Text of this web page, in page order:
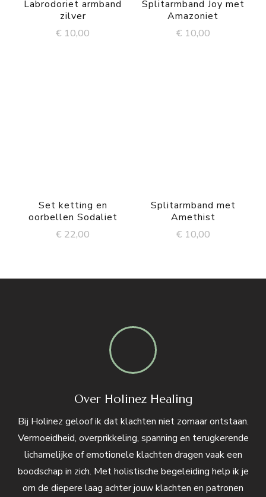
Labrodoriet armband
zilver
€ 10,00
Splitarmband Joy met
Amazoniet
€ 10,00
Set ketting en
oorbellen Sodaliet
€ 22,00
Splitarmband met
Amethist
€ 10,00
Over Holinez Healing
Bij Holinez geloof ik dat klachten niet zomaar ontstaan.
Vermoeidheid, overprikkeling, spanning en terugkerende
lichamelijke of emotionele klachten dragen vaak een
boodschap in zich. Met holistische begeleiding help ik je
om de diepere laag achter jouw klachten en patronen